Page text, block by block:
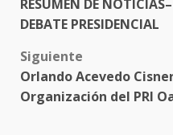
navigation
RESUMEN DE
DEBATE PRESIDENCIAL
Siguiente
Orlando Acevedo
Organización del PRI